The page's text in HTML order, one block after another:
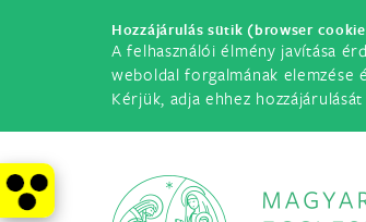
Hozzájárulás sütik (browser
A felhasználói élmény javítása
weboldal forgalmának elemzése
Kérjük, adja ehhez